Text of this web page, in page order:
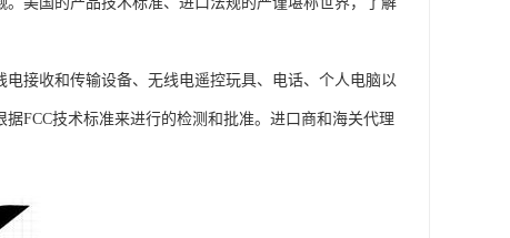
接收和传输设备、无线电遥控玩具、电话、个人电脑以
FCC技术标准来进行的检测和批准。进口商和海关代理